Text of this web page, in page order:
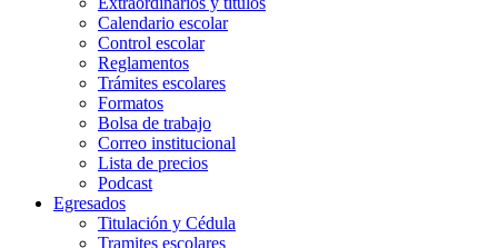
Calendario escolar
Control escolar
Reglamentos
Trámites escolares
Formatos
Bolsa de trabajo
Correo institucional
Lista de precios
Podcast
Egresados
Titulación y Cédula
Tramites escolares